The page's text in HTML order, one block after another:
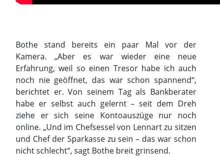
Bothe stand bereits ein paar Mal vor der
Kamera. „Aber es war wieder eine neue
Erfahrung, weil so einen Tresor habe ich auch
noch nie geöffnet, das war schon spannend“,
berichtet er. Von seinem Tag als Bankberater
habe er selbst auch gelernt – seit dem Dreh
ziehe er sich seine Kontoauszüge nur noch
online. „Und im Chefsessel von Lennart zu sitzen
und Chef der Sparkasse zu sein – das war schon
nicht schlecht“, sagt Bothe breit grinsend.